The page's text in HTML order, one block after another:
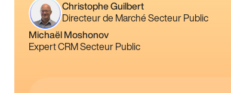
Christophe Guilbert
Directeur de Marché Secteur Public
Michaël Moshonov
Expert CRM Secteur Public